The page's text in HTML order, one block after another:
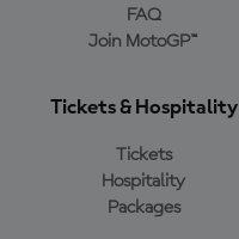
FAQ
Join MotoGP™
Tickets & Hospitality
Tickets
Hospitality
Packages